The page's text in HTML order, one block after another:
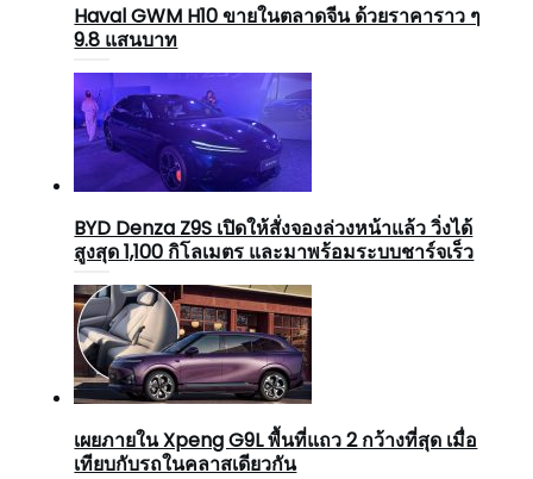
Haval GWM H10 ขายในตลาดจีน ด้วยราคาราว ๆ
9.8 แสนบาท
BYD Denza Z9S เปิดให้สั่งจองล่วงหน้าแล้ว วิ่งได้
สูงสุด 1,100 กิโลเมตร และมาพร้อมระบบชาร์จเร็ว
เผยภายใน Xpeng G9L พื้นที่แถว 2 กว้างที่สุด เมื่อ
เทียบกับรถในคลาสเดียวกัน